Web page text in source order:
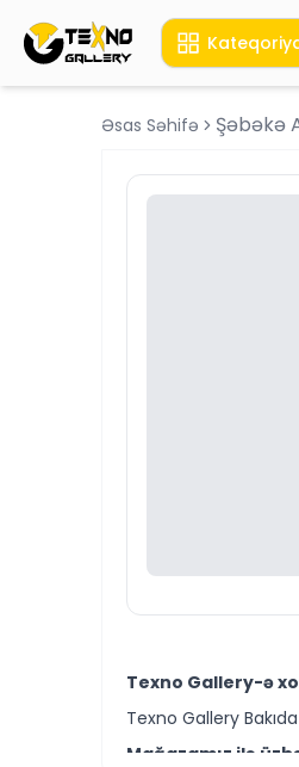
Əsas Səhifə Şəbəkə
Texno Gallery-ə
Texno Gallery
Mağazamız ilə